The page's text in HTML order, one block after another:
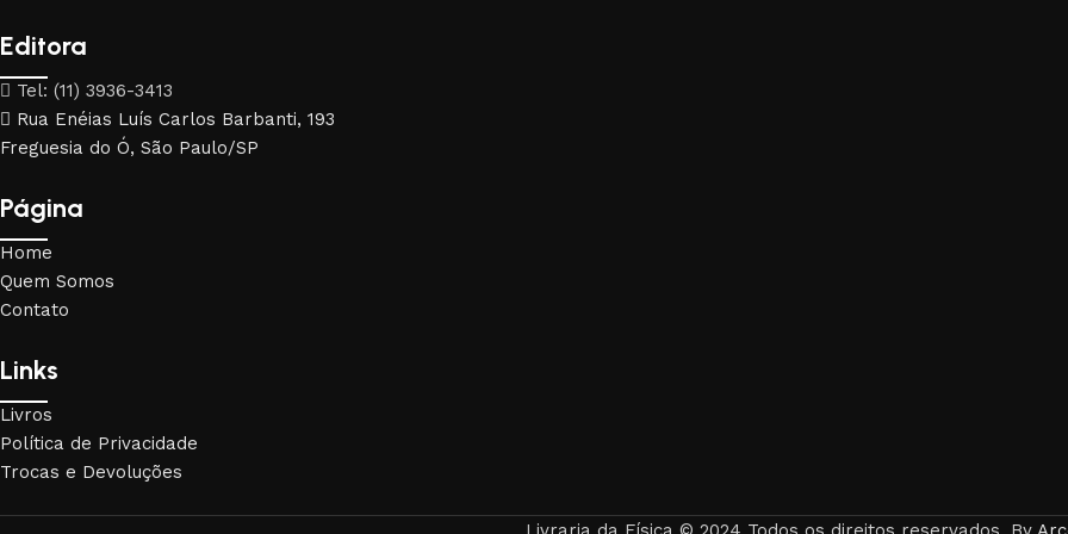
Editora
Tel: (11) 3936-3413
Rua Enéias Luís Carlos Barbanti, 193
Freguesia do Ó, São Paulo/SP
Página
Home
Quem Somos
Contato
Links
Livros
Política de Privacidade
Trocas e Devoluções